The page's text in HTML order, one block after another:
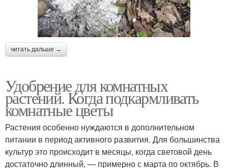
читать дальше →
Удобрение для комнатных
растений. Когда подкармливать
комнатные цветы
Растения особенно нуждаются в дополнительном
питании в период активного развития. Для большинства
культур это происходит в месяцы, когда световой день
достаточно длинный, — примерно с марта по октябрь. В